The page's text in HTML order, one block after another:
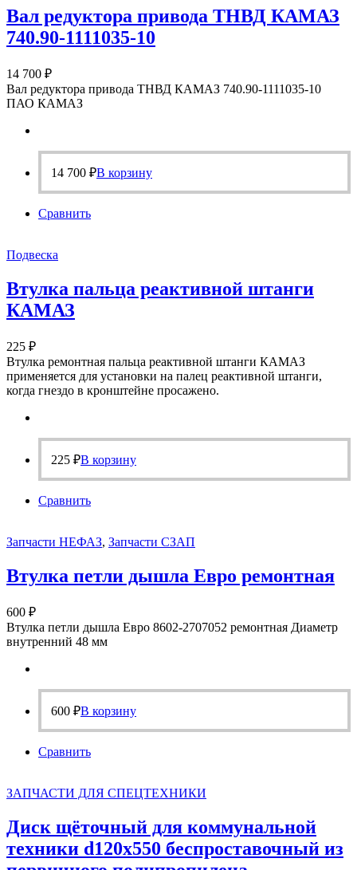
Вал редуктора привода ТНВД КАМАЗ
740.90-1111035-10
14 700 ₽
Вал редуктора привода ТНВД КАМАЗ 740.90-1111035-10
ПАО КАМАЗ
14 700 ₽В корзину
Сравнить
Подвеска
Втулка пальца реактивной штанги
КАМАЗ
225 ₽
Втулка ремонтная пальца реактивной штанги КАМАЗ
применяется для установки на палец реактивной штанги,
когда гнездо в кронштейне просажено.
225 ₽В корзину
Сравнить
Запчасти НЕФАЗ, Запчасти СЗАП
Втулка петли дышла Евро ремонтная
600 ₽
Втулка петли дышла Евро 8602-2707052 ремонтная Диаметр
внутренний 48 мм
600 ₽В корзину
Сравнить
ЗАПЧАСТИ ДЛЯ СПЕЦТЕХНИКИ
Диск щёточный для коммунальной
техники d120х550 беспроставочный из